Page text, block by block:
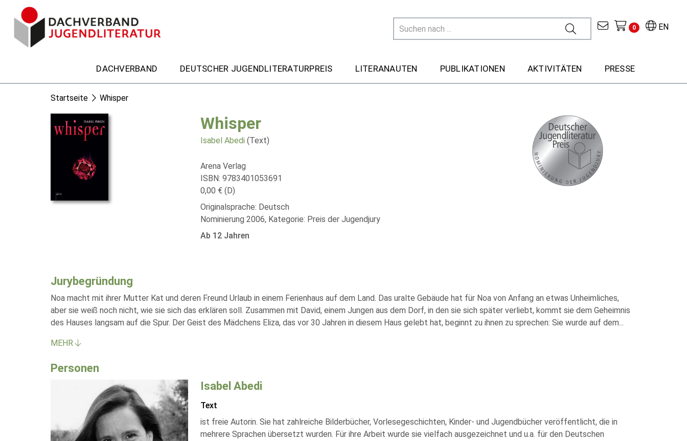
EN
0
DACHVERBAND DEUTSCHER JUGENDLITERATURPREIS LITERANAUTEN PUBLIKATIONEN AKTIVITÄTEN PRESSE
Startseite Whisper
Whisper
Isabel Abedi (Text)
Arena Verlag
ISBN: 9783401053691
0,00 € (D)
Originalsprache: Deutsch
Nominierung 2006, Kategorie: Preis der Jugendjury
Ab 12 Jahren
Jurybegründung
Noa macht mit ihrer Mutter Kat und deren Freund Urlaub in einem Ferienhaus auf dem Land. Das uralte Gebäude hat für Noa von Anfang an etwas Unheimliches,
aber sie weiß noch nicht, wie sie sich das erklären soll. Zusammen mit David, einem Jungen aus dem Dorf, in den sie sich später verliebt, kommt sie dem Geheimnis
des Hauses langsam auf die Spur. Der Geist des Mädchens Eliza, das vor 30 Jahren in diesem Haus gelebt hat, beginnt zu ihnen zu sprechen: Sie wurde auf dem...
MEHR
Personen
Isabel Abedi
Text
ist freie Autorin. Sie hat zahlreiche Bilderbücher, Vorlesegeschichten, Kinder- und Jugendbücher veröffentlicht, die in
mehrere Sprachen übersetzt wurden. Für ihre Arbeit wurde sie vielfach ausgezeichnet und u.a. für den Deutschen